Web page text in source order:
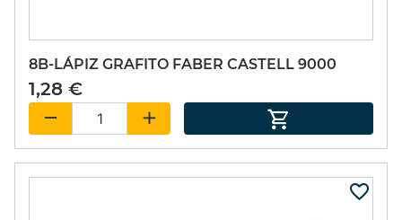
8B-LÁPIZ GRAFITO FABER CASTELL 9000
1,28 €